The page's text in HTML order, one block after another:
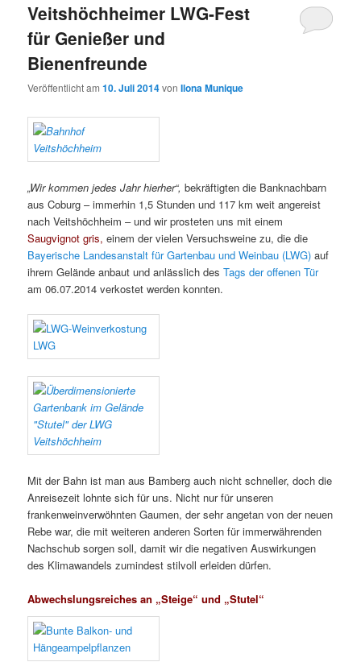
Veitshöchheimer LWG-Fest
für Genießer und
Bienenfreunde
Veröffentlicht am10. Juli 2014vonIlona Munique
„Wir kommen jedes Jahr hierher“, bekräftigten die Banknachbarn
aus Coburg – immerhin 1,5 Stunden und 117 km weit angereist
nach Veitshöchheim – und wir prosteten uns mit einem
Saugvignot gris, einem der vielen Versuchsweine zu, die die
Bayerische Landesanstalt für Gartenbau und Weinbau (LWG) auf
ihrem Gelände anbaut und anlässlich desTags der offenen Tür
am 06.07.2014 verkostet werden konnten.
Mit der Bahn ist man aus Bamberg auch nicht schneller, doch die
Anreisezeit lohnte sich für uns. Nicht nur für unseren
frankenweinverwöhnten Gaumen, der sehr angetan von der neuen
Rebe war, die mit weiteren anderen Sorten für immerwährenden
Nachschub sorgen soll, damit wir die negativen Auswirkungen
des Klimawandels zumindest stilvoll erleiden dürfen.
Abwechslungsreiches an „Steige“ und „Stutel“